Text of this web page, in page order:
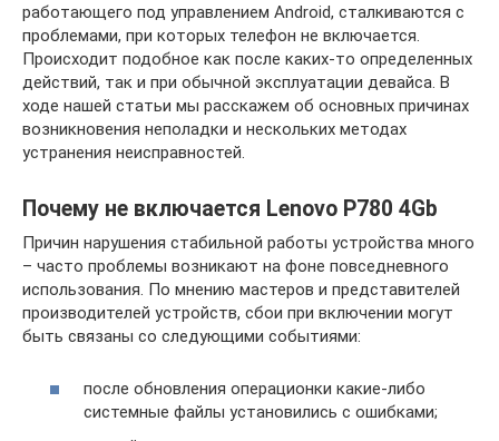
работающего под управлением Android, сталкиваются с
проблемами, при которых телефон не включается.
Происходит подобное как после каких-то определенных
действий, так и при обычной эксплуатации девайса. В
ходе нашей статьи мы расскажем об основных причинах
возникновения неполадки и нескольких методах
устранения неисправностей.
Почему не включается Lenovo P780 4Gb
Причин нарушения стабильной работы устройства много
– часто проблемы возникают на фоне повседневного
использования. По мнению мастеров и представителей
производителей устройств, сбои при включении могут
быть связаны со следующими событиями:
после обновления операционки какие-либо
системные файлы установились с ошибками;